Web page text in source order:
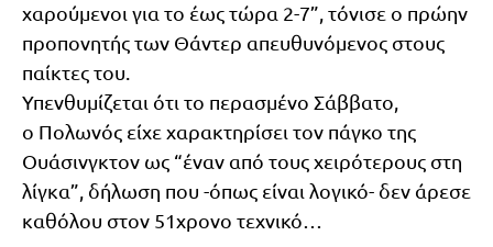
χαρούμενοι για το έως τώρα 2-7”, τόνισε ο πρώην
προπονητής των Θάντερ απευθυνόμενος στους
παίκτες του.
Υπενθυμίζεται ότι το περασμένο Σάββατο,
ο Πολωνός είχε χαρακτηρίσει τον πάγκο της
Ουάσινγκτον ως “έναν από τους χειρότερους στη
λίγκα”, δήλωση που -όπως είναι λογικό- δεν άρεσε
καθόλου στον 51χρονο τεχνικό…